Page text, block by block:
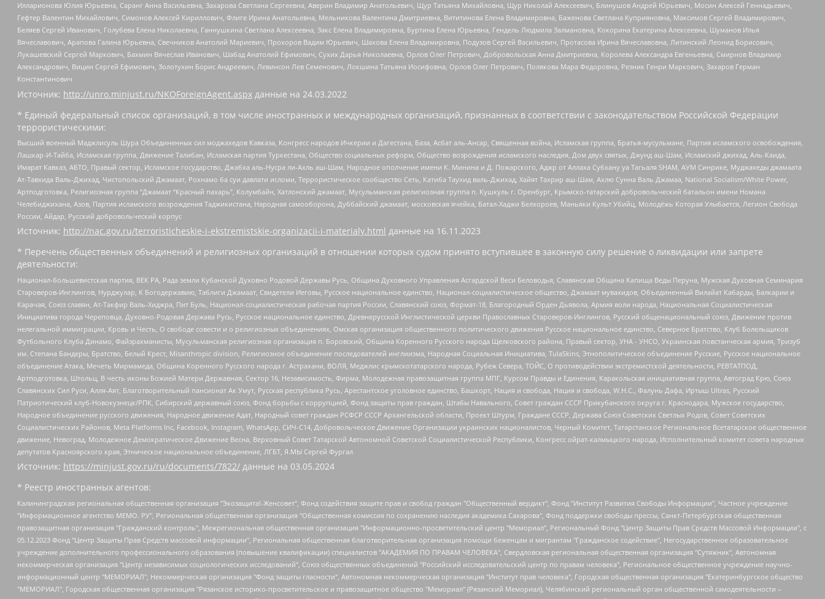
Илларионова Юлия Юрьевна, Саранг Анна Васильевна, Захарова Светлана Сергеевна, Аверин Владимир Анатольевич, Щур Татьяна Михайловна, Щур Николай Алексеевич, Блинушов Андрей Юрьевич, Мосин Алексей Геннадьевич,
Гефтер Валентин Михайлович, Симонов Алексей Кириллович, Флиге Ирина Анатольевна, Мельникова Валентина Дмитриевна, Вититинова Елена Владимировна, Баженова Светлана Куприяновна, Максимов Сергей Владимирович,
Беляев Сергей Иванович, Голубева Елена Николаевна, Ганнушкина Светлана Алексеевна, Закс Елена Владимировна, Буртина Елена Юрьевна, Гендель Людмила Залмановна, Кокорина Екатерина Алексеевна, Шуманов Илья
Вячеславович, Арапова Галина Юрьевна, Свечников Анатолий Мариевич, Прохоров Вадим Юрьевич, Шахова Елена Владимировна, Подузов Сергей Васильевич, Протасова Ирина Вячеславовна, Литинский Леонид Борисович,
Лукашевский Сергей Маркович, Бахмин Вячеслав Иванович, Шабад Анатолий Ефимович, Сухих Дарья Николаевна, Орлов Олег Петрович, Добровольская Анна Дмитриевна, Королева Александра Евгеньевна, Смирнов Владимир
Александрович, Вицин Сергей Ефимович, Золотухин Борис Андреевич, Левинсон Лев Семенович, Локшина Татьяна Иосифовна, Орлов Олег Петрович, Полякова Мара Федоровна, Резник Генри Маркович, Захаров Герман
Константинович
Источник: http://unro.minjust.ru/NKOForeignAgent.aspx данные на 24.03.2022
* Единый федеральный список организаций, в том числе иностранных и международных организаций, признанных в соответствии с законодательством Российской Федерации
террористическими:
Высший военный Маджлисуль Шура Объединенных сил моджахедов Кавказа, Конгресс народов Ичкерии и Дагестана, База, Асбат аль-Ансар, Священная война, Исламская группа, Братья-мусульмане, Партия исламского освобождения,
Лашкар-И-Тайба, Исламская группа, Движение Талибан, Исламская партия Туркестана, Общество социальных реформ, Общество возрождения исламского наследия, Дом двух святых, Джунд аш-Шам, Исламский джихад, Аль-Каида,
Имарат Кавказ, АБТО, Правый сектор, Исламское государство, Джабха аль-Нусра ли-Ахль аш-Шам, Народное ополчение имени К. Минина и Д. Пожарского, Аджр от Аллаха Субхану уа Тагьаля SHAM, АУМ Синрике, Муджахеды джамаата
Ат-Тавхида Валь-Джихад, Чистопольский Джамаат, Рохнамо ба суи давлати исломи, Террористическое сообщество Сеть, Катиба Таухид валь-Джихад, Хайят Тахрир аш-Шам, Ахлю Сунна Валь Джамаа, National Socialism/White Power,
Артподготовка, Религиозная группа “Джамаат “Красный пахарь”, Колумбайн, Хатлонский джамаат, Мусульманская религиозная группа п. Кушкуль г. Оренбург, Крымско-татарский добровольческий батальон имени Номана
Челебиджихана, Азов, Партия исламского возрождения Таджикистана, Народная самооборона, Дуббайский джамаат, московская ячейка, Батал-Хаджи Белхороев, Маньяки Культ Убийц, Молодёжь Которая Улыбается, Легион Свобода
России, Айдар, Русский добровольческий корпус
Источник: http://nac.gov.ru/terroristicheskie-i-ekstremistskie-organizacii-i-materialy.html данные на 16.11.2023
* Перечень общественных объединений и религиозных организаций в отношении которых судом принято вступившее в законную силу решение о ликвидации или запрете
деятельности:
Национал-большевистская партия, ВЕК РА, Рада земли Кубанской Духовно Родовой Державы Русь, Община Духовного Управления Асгардской Веси Беловодья, Славянская Община Капища Веды Перуна, Мужская Духовная Семинария
Староверов-Инглингов, Нурджулар, К Богодержавию, Таблиги Джамаат, Свидетели Иеговы, Русское национальное единство, Национал-социалистическое общество, Джамаат мувахидов, Объединенный Вилайат Кабарды, Балкарии и
Карачая, Союз славян, Ат-Такфир Валь-Хиджра, Пит Буль, Национал-социалистическая рабочая партия России, Славянский союз, Формат-18, Благородный Орден Дьявола, Армия воли народа, Национальная Социалистическая
Инициатива города Череповца, Духовно-Родовая Держава Русь, Русское национальное единство, Древнерусской Инглистической церкви Православных Староверов-Инглингов, Русский общенациональный союз, Движение против
нелегальной иммиграции, Кровь и Честь, О свободе совести и о религиозных объединениях, Омская организация общественного политического движения Русское национальное единство, Северное Братство, Клуб Болельщиков
Футбольного Клуба Динамо, Файзрахманисты, Мусульманская религиозная организация п. Боровский, Община Коренного Русского народа Щелковского района, Правый сектор, УНА - УНСО, Украинская повстанческая армия, Тризуб
им. Степана Бандеры, Братство, Белый Крест, Misanthropic division, Религиозное объединение последователей инглиизма, Народная Социальная Инициатива, TulaSkins, Этнополитическое объединение Русские, Русское национальное
объединение Атака, Мечеть Мирмамеда, Община Коренного Русского народа г. Астрахани, ВОЛЯ, Меджлис крымскотатарского народа, Рубеж Севера, ТОЙС, О противодействии экстремистской деятельности, РЕВТАТПОД,
Артподготовка, Штольц, В честь иконы Божией Матери Державная, Сектор 16, Независимость, Фирма, Молодежная правозащитная группа МПГ, Курсом Правды и Единения, Каракольская инициативная группа, Автоград Крю, Союз
Славянских Сил Руси, Алля-Аят, Благотворительный пансионат Ак Умут, Русская республика Русь, Арестантское уголовное единство, Башкорт, Нация и свобода, Нация и свобода, W.H.С., Фалунь Дафа, Иртыш Ultras, Русский
Патриотический клуб-Новокузнецк/РПК, Сибирский державный союз, Фонд борьбы с коррупцией, Фонд защиты прав граждан, Штабы Навального, Совет граждан СССР Прикубанского округа г. Краснодара, Мужское государство,
Народное объединение русского движения, Народное движение Адат, Народный совет граждан РСФСР СССР Архангельской области, Проект Штурм, Граждане СССР, Держава Союз Советских Светлых Родов, Совет Советских
Социалистических Районов, Meta Platforms Inc, Facebook, Instagram, WhatsApp, СИЧ-С14, Добровольческое Движение Организации украинских националистов, Черный Комитет, Татарстанское Региональное Всетатарское общественное
движение, Невоград, Молодежное Демократическое Движение Весна, Верховный Совет Татарской Автономной Советской Социалистической Республики, Конгресс ойрат-калмыцкого народа, Исполнительный комитет совета народных
депутатов Красноярского края, Этническое национальное объединение, ЛГБТ, Я.МЫ Сергей Фургал
Источник: https://minjust.gov.ru/ru/documents/7822/ данные на 03.05.2024
* Реестр иностранных агентов:
Калининградская региональная общественная организация "Экозащита!-Женсовет", Фонд содействия защите прав и свобод граждан "Общественный вердикт", Фонд "Институт Развития Свободы Информации", Частное учреждение "Информационное агентство МЕМО. РУ", Региональная общественная организация "Общественная комиссия по сохранению наследия академика Сахарова", Фонд поддержки свободы прессы, Санкт-Петербургская общественная правозащитная организация "Гражданский контроль", Межрегиональная общественная организация "Информационно-просветительский центр "Мемориал", Региональный Фонд "Центр Защиты Прав Средств Массовой Информации", с 05.12.2023 Фонд "Центр Защиты Прав Средств массовой информации", Региональная общественная благотворительная организация помощи беженцам и мигрантам "Гражданское содействие", Негосударственное образовательное учреждение дополнительного профессионального образования (повышение квалификации) специалистов "АКАДЕМИЯ ПО ПРАВАМ ЧЕЛОВЕКА", Свердловская региональная общественная организация "Сутяжник", Автономная некоммерческая организация "Центр независимых социологических исследований", Союз общественных объединений "Российский исследовательский центр по правам человека", Региональное общественное учреждение научно-информационный центр "МЕМОРИАЛ", Некоммерческая организация "Фонд защиты гласности", Автономная некоммерческая организация "Институт прав человека", Городская общественная организация "Екатеринбургское общество "МЕМОРИАЛ", Городская общественная организация "Рязанское историко-просветительское и правозащитное общество "Мемориал" (Рязанский Мемориал), Челябинский региональный орган общественной самодеятельности – женское общественное объединение "Женщины Евразии", Челябинский региональный орган общественной самодеятельности "Уральская правозащитная группа", Фонд содействия защите здоровья и социальной справедливости имени Андрея Рылькова, Автономная Некоммерческая Организация "Аналитический Центр Юрия Левады", Автономная некоммерческая организация социальной поддержки населения "Проект Апрель", Региональная общественная организация помощи женщинам и детям, находящимся в кризисной ситуации "Информационно-методический центр "Анна", Фонд содействия развитию массовых коммуникаций и правовому просвещению "Так-так-Так", Фонд содействия устойчивому развитию "Серебряная тайга", Свердловский региональный общественный фонд социальных проектов "Новое время", "Idel.Реалии", Кавказ.Реалии, Крым.Реалии, Телеканал Настоящее Время, Татаро-башкирская служба Радио Свобода (Azatliq Radiosi), Радио Свободная Европа/Радио Свобода (PCE/PC), "Сибирь.Реалии", "Фактограф", Благотворительный фонд помощи осужденным и их семьям, Автономная некоммерческая организация "Институт глобализации и социальных движений", Фонд "В защиту прав заключенных", Частное учреждение "Центр поддержки и содействия развитию средств массовой информации", Пензенский региональный общественный благотворительный фонд "Гражданский союз", "Север.Реалии", Некоммерческая организация Фонд "Правовая инициатива", Общество с ограниченной ответственностью "Радио Свободная Европа/Радио Свобода", Чешское информационное агентство "MEDIUM-ORIENT", Красноярская региональная общественная организация "Мы против СПИДа", Камалягин Денис Николаевич, Маркелов Сергей Евгеньевич, Пономарев Лев Александрович, Савицкая Людмила Алексеевна, Автономная некоммерческая организация "Центр по работе с проблемой насилия "НАСИЛИЮ.НЕТ", Межрегиональный профессиональный союз работников здравоохранения "Альянс врачей", Юридическое лицо, зарегистрированное в Латвийской Республике, SIA "Medusa Project" (регистрационный номер 40103797863, дата регистрации 10.06.2014), Некоммерческая организация "Фонд по борьбе с коррупцией", Автономная некоммерческая организация "Институт права и публичной политики", Баданин Роман Сергеевич, Гликин Максим Александрович, Железнова Мария Михайловна, Лукьянова Юлия Сергеевна, Маетная Елизавета Витальевна, Маняхин Петр Борисович, Чуракова Ольга Владимировна, Ярош Юлия Петровна, Юридическое лицо "The Insider SIA", зарегистрированное в Риге, Латвийская Республика (дата регистрации 26.06.2015), являющееся администратором доменного имени интернет-издания "The Insider SIA", https://theins.ru, Постернак Алексей Евгеньевич, Рубин Михаил Аркадьевич, Анин Роман Александрович, Юридическое лицо Istories fonds, зарегистрированное в Латвийской Республике (регистрационный номер 50008295751, дата регистрации 24.02.2020), Великовский Дмитрий Александрович, Долинина Ирина Николаевна, Мароховская Алеся Алексеевна, Шлейнов Роман Юрьевич, Шмагун Олеся Валентиновна, Общество с ограниченной ответственностью "Альтаир 2021", Общество с ограниченной ответственностью "Вега 2021", Общество с ограниченной ответственностью "Главный редактор 2021", Общество с ограниченной ответственностью "Ромашки монолит", Важенков Артем Валерьевич, Ивановская областная общественная организация "Центр гендерных исследований", Гурман Юрий Альбертович, Медиапроект "ОВД-Инфо", Егоров Владимир Владимирович, Жилинский Владимир Александрович, Общество с ограниченной ответственностью "ЗП", Иванова София Юрьевна, Карезина Инна Павловна, Кильтау Екатерина Викторовна, Петров Алексей Викторович, Пискунов Сергей Евгеньевич, Смирнов Сергей Сергеевич, Тихонов Михаил Сергеевич, Общество с ограниченной ответственностью "ЖУРНАЛИСТ-ИНОСТРАННЫЙ АГЕНТ", Арапова Галина Юрьевна, Вольтская Татьяна Анатольевна, Американская компания "Mason G.E.S. Anonymous Foundation" (США), являющаяся владельцем интернет-издания https://mnews.world/, Компания "Stichting Bellingcat", зарегистрированная в Нидерландах (дата регистрации 11.07.2018), Захаров Андрей Вячеславович, Клепиковская Екатерина Дмитриевна, Общество с ограниченной ответственностью "МЕМО", Перл Роман Александрович, Симонов Евгений Алексеевич, Соловьева Елена Анатольевна, Сотников Даниил Владимирович, Сурначева Елизавета Дмитриевна, Автономная некоммерческая организация по защите прав человека и информированию населения "Якутия – Наше Мнение", Общество с ограниченной ответственностью "Москоу диджитал медиа", с 26.01.2023 Общество с ограниченной ответственностью "Чайка Белые сады", Ветошкина Валерия Валерьевна, Заговора Максим Александрович, Межрегиональное общественное движение "Российская ЛГБТ - сеть", Оленичев Максим Владимирович, Павлов Иван Юрьевич, Скворцова Елена Сергеевна, Общество с ограниченной ответственностью "Как бы инагент", Кочетков Игорь Викторович, Общество с ограниченной ответственностью "Честные выборы", Еланчик Олег Александрович, Общество с ограниченной ответственностью "Нобелевский призыв", Гималова Регина Эмилевна, Григорьев Андрей Валерьевич, Григорьева Алина Александровна, Ассоциация по содействию защите прав призывников, альтернативнослужащих и военнослужащих "Правозащитная группа "Гражданин.Армия.Право", Хисамова Регина Фаритовна, Автономная некоммерческая организация по реализации социально-правовых программ "Лилит", Дальневосточное общественное движение "Маяк", Санкт-Петербургская ЛГБТ-инициативная группа "Выход", Инициативная группа ЛГБТ+ "Реверс", Алексеев Андрей Викторович, Бекбулатова Таисия Львовна, Беляев Иван Михайлович, Владыкина Елена Сергеевна, Гельман Марат Александрович, Никульшина Вероника Юрьевна, Толоконникова Надежда Андреевна, Шендерович Виктор Анатольевич, Общество с ограниченной ответственностью "Данное сообщение", Общество с ограниченной ответственностью Издательский дом "Новая глава", Айнбиндер Александра Александровна, Московский комьюнити-центр для ЛГБТ+инициатив, Благотворительный фонд развития филантропии, Deutsche Welle (Германия, Kurt-Schumacher-Strasse 3, 53113 Bonn), Борзунова Мария Михайловна, Воробьев Виктор Викторович, Голубева Анна Львовна, Константинова Алла Михайловна, Малкова Ирина Владимировна, Мурадов Мурад Абдулгалимович, Осетинская Елизавета Николаевна, Понасенков Евгений Николаевич, Ганапольский Матвей Юрьевич, Киселев Евгений Алексеевич, Борухович Ирина Григорьевна, Дремин Иван Тимофеевич, Дубровский Дмитрий Викторович, Красноярская региональная общественная организация поддержки и развития альтернативных образовательных технологий и межкультурных коммуникаций "ИНТЕРРА", Маяковская Екатерина Алексеевна, Фейгин Марк Захарович, Филимонов Андрей Викторович, Дзугкоева Регина Николаевна, Доброхотов Роман Александрович, Дудь Юрий Александрович, Елкин Сергей Владимирович, Кругликов Кирилл Игоревич, Сабунаева Мария Леонидовна, Семенов Алексей Владимирович, Шаинян Карен Багратович, Шульман Екатерина Михайловна, Асафьев Артур Валерьевич, Вахштайн Виктор Семенович, Венедиктов Алексей Алексеевич, Лушникова Екатерина Евгеньевна, Волков Леонид Михайлович, Невзоров Александр Глебович, Пархоменко Сергей Борисович, Сироткин Ярослав Николаевич, Кара-Мурза Владимир Владимирович, Баранова Наталья Владимировна, Гозман Леонид Яковлевич, Кагарлицкий Борис Юльевич, Климарев Михаил Валерьевич, Милов Владимир Станиславович, Автономная некоммерческая организация Краснодарский центр современного искусства "Типография", Моргенштерн Алишер Тагирович, Соболь Любовь Эдуардовна, Общество с ограниченной ответственностью "ЛИЗА НОРМ", Каспаров Гарри Кимович, Ходорковский Михаил Борисович, Общество с ограниченной ответственностью "Апрельские тезисы", Данилович Ирина Брониславовна, Кашин Олег Владимирович, Петров Николай Владимирович, Пивоваров Алексей Владимирович, Соколов Михаил Владимирович, Цветкова Юлия Владимировна, Чичваркин Евгений Александрович, Комитет против пыток/Команда против пыток, Общество с ограниченной ответственностью "Первый научный", Общество с ограниченной ответственностью "Вертолет и ко", Белоцерковская Вероника Борисовна, Кац Максим Евгеньевич, Лазарева Татьяна Юрьевна, Шаведдинов Руслан Табризович, Яшин Илья Валерьевич, Общество с ограниченной ответственностью "Иноагент ААВ", Алешковский Дмитрий Петрович, Альбац Евгения Марковна, Быков Дмитрий Львович, Галямина Юлия Евгеньевна, Лойко Сергей Леонидович, Мартынов Кирилл Константинович, Медведев Сергей Александрович, Крашенинников Федор Геннадиевич, Гордеева Катерина Вл